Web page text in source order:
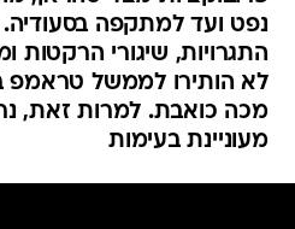
נפט ועד למתקפה
התגרויות, שיגורי הרקטות
לא הותירו לממשל טראמפ
מכה כואבת. למרות זאת,
מעוניינת בעימות